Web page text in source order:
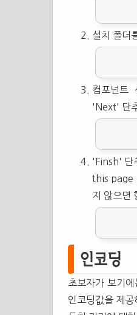
설치 폴더
컴포넌트
'Next' 단
'Finsh' 단
this page
지 않으면
인코딩
초보자가 보기
인코딩값을 제